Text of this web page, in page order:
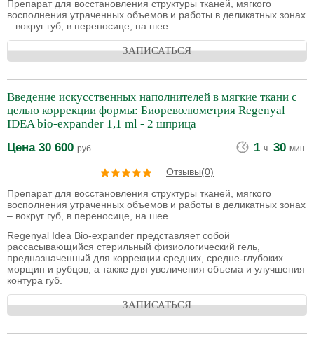
Препарат для восстановления структуры тканей, мягкого
восполнения утраченных объемов и работы в деликатных зонах
– вокруг губ, в переносице, на шее.
ЗАПИСАТЬСЯ
Введение искусственных наполнителей в мягкие ткани с
целью коррекции формы: Биореволюметрия Regenyal
IDEA bio-expander 1,1 ml - 2 шприца
Цена30 600 руб. 1 ч. 30 мин.
Отзывы(0)
Препарат для восстановления структуры тканей, мягкого
восполнения утраченных объемов и работы в деликатных зонах
– вокруг губ, в переносице, на шее.
Regenyal Idea Bio-expander представляет собой
рассасывающийся стерильный физиологический гель,
предназначенный для коррекции средних, средне-глубоких
морщин и рубцов, а также для увеличения объема и улучшения
контура губ.
ЗАПИСАТЬСЯ